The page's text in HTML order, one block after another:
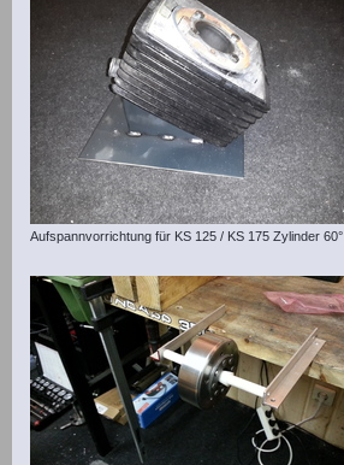
Aufspannvorrichtung für KS 125 / KS 175 Zylinder 60°